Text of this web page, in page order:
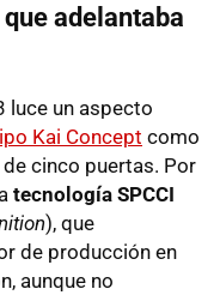
adelantaba
luce un aspecto
Kai Concept como
cinco puertas. Por
tecnología SPCCI
), que
de producción en
aunque no